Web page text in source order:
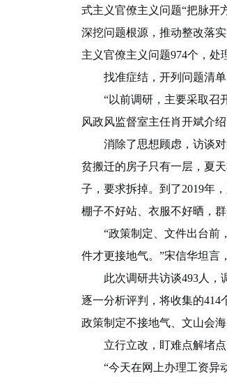
式主义官僚主义问题“把脉开
深挖问题根源，推动整改落
主义官僚主义问题974个，处
找准症结，开列问题清单
“以前调研，主要采取召开
风政风监督室主任肖开斌介
消除了思想顾虑，访谈对
贫搬迁的房子只有一层，夏
子，要求拆掉。到了2019年
棚子不好站、衣服不好晒，群
“政策制定、文件出台前，
件才更接地气。”宋信华坦言
此次调研共访谈493人，调
逐一分析评判，将收集的414
政策制定不接地气、文山会
立行立改，盯难点解堵点
“今天在网上办理工资异动